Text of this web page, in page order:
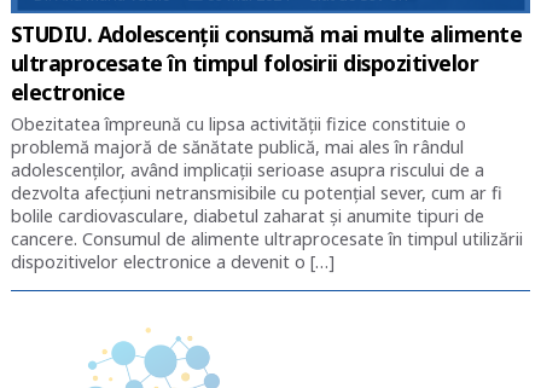
STUDIU. Adolescenții consumă mai multe alimente
ultraprocesate în timpul folosirii dispozitivelor
electronice
Obezitatea împreună cu lipsa activității fizice constituie o
problemă majoră de sănătate publică, mai ales în rândul
adolescenților, având implicații serioase asupra riscului de a
dezvolta afecțiuni netransmisibile cu potențial sever, cum ar fi
bolile cardiovasculare, diabetul zaharat și anumite tipuri de
cancere. Consumul de alimente ultraprocesate în timpul utilizării
dispozitivelor electronice a devenit o […]